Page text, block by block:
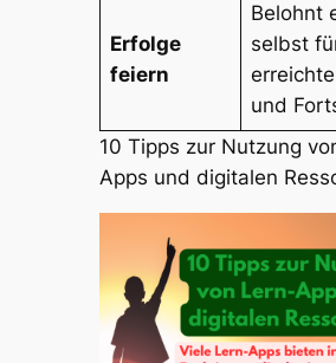
Erfolge
feiern
Belohnt
selbst
und
10 Tipps zur Nutzung
Apps und digitalen